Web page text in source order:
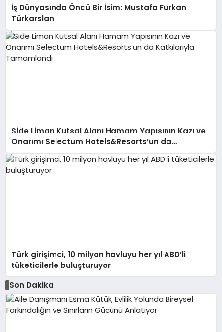
İş Dünyasında Öncü Bir İsim: Mustafa Furkan
Türkarslan
Side Liman Kutsal Alanı Hamam Yapısının Kazı ve
Onarımı Selectum Hotels&Resorts’un da
Katkılarıyla Tamamlandı
Türk girişimci, 10 milyon havluyu her yıl ABD’li
tüketicilerle buluşturuyor
Son Dakika